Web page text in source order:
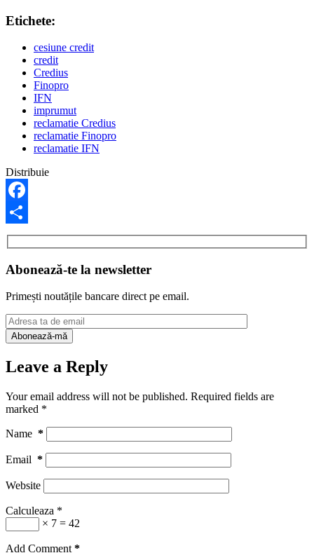
Etichete:
cesiune credit
credit
Credius
Finopro
IFN
imprumut
reclamatie Credius
reclamatie Finopro
reclamatie IFN
Distribuie
Facebook
Share
Abonează-te la newsletter
Primești noutățile bancare direct pe email.
Leave a Reply
Your email address will not be published. Required fields are
marked *
Name *
Email *
Website
Calculeaza *
× 7 = 42
Add Comment *